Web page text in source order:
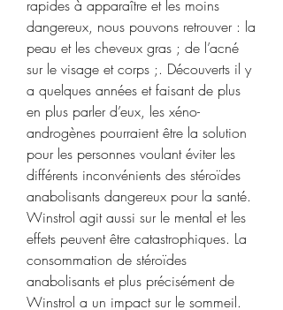
rapides à apparaître et les moins
dangereux, nous pouvons retrouver : la
peau et les cheveux gras ; de l’acné
sur le visage et corps ;. Découverts il y
a quelques années et faisant de plus
en plus parler d’eux, les xéno-
androgènes pourraient être la solution
pour les personnes voulant éviter les
différents inconvénients des stéroïdes
anabolisants dangereux pour la santé.
Winstrol agit aussi sur le mental et les
effets peuvent être catastrophiques. La
consommation de stéroïdes
anabolisants et plus précisément de
Winstrol a un impact sur le sommeil.